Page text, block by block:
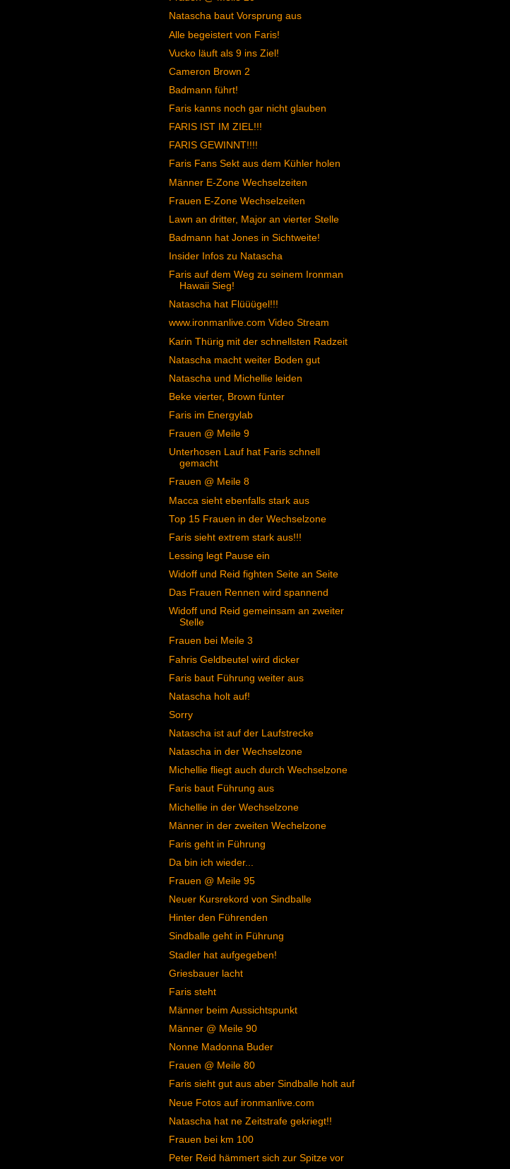
Natascha baut Vorsprung aus
Alle begeistert von Faris!
Vucko läuft als 9 ins Ziel!
Cameron Brown 2
Badmann führt!
Faris kanns noch gar nicht glauben
FARIS IST IM ZIEL!!!
FARIS GEWINNT!!!!
Faris Fans Sekt aus dem Kühler holen
Männer E-Zone Wechselzeiten
Frauen E-Zone Wechselzeiten
Lawn an dritter, Major an vierter Stelle
Badmann hat Jones in Sichtweite!
Insider Infos zu Natascha
Faris auf dem Weg zu seinem Ironman
Hawaii Sieg!
Natascha hat Flüüügel!!!
www.ironmanlive.com Video Stream
Karin Thürig mit der schnellsten Radzeit
Natascha macht weiter Boden gut
Natascha und Michellie leiden
Beke vierter, Brown fünter
Faris im Energylab
Frauen @ Meile 9
Unterhosen Lauf hat Faris schnell
gemacht
Frauen @ Meile 8
Macca sieht ebenfalls stark aus
Top 15 Frauen in der Wechselzone
Faris sieht extrem stark aus!!!
Lessing legt Pause ein
Widoff und Reid fighten Seite an Seite
Das Frauen Rennen wird spannend
Widoff und Reid gemeinsam an zweiter
Stelle
Frauen bei Meile 3
Fahris Geldbeutel wird dicker
Faris baut Führung weiter aus
Natascha holt auf!
Sorry
Natascha ist auf der Laufstrecke
Natascha in der Wechselzone
Michellie fliegt auch durch Wechselzone
Faris baut Führung aus
Michellie in der Wechselzone
Männer in der zweiten Wechelzone
Faris geht in Führung
Da bin ich wieder...
Frauen @ Meile 95
Neuer Kursrekord von Sindballe
Hinter den Führenden
Sindballe geht in Führung
Stadler hat aufgegeben!
Griesbauer lacht
Faris steht
Männer beim Aussichtspunkt
Männer @ Meile 90
Nonne Madonna Buder
Frauen @ Meile 80
Faris sieht gut aus aber Sindballe holt auf
Neue Fotos auf ironmanlive.com
Natascha hat ne Zeitstrafe gekriegt!!
Frauen bei km 100
Peter Reid hämmert sich zur Spitze vor